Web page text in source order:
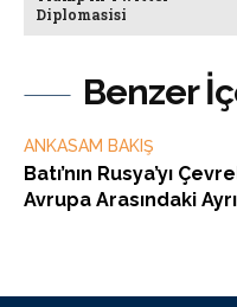
Benzer
ANKASAM BAKIŞ
Batı’nın Rusya’yı
Avrupa Arasındaki
Diplomasisi